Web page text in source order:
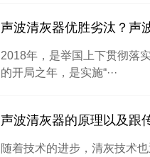
2018年，是举国上下贯彻落
的开局之年，是实施“···
随着技术的进步，清灰技术